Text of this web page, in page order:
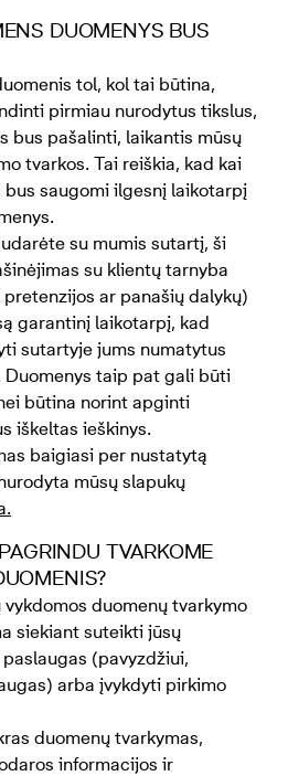
DUOMENYS BUS
tol, kol tai būtina,
pirmiau nurodytus tikslus,
bus pašalinti, laikantis mūsų
tvarkos. Tai reiškia, kad kai
bus saugomi ilgesnį laikotarpį
su mumis sutartį, ši
su klientų tarnyba
ar panašių dalykų)
garantinį laikotarpį, kad
sutartyje jums numatytus
taip pat gali būti
būtina norint apginti
iškeltas ieškinys.
baigiasi per nustatytą
mūsų slapukų
.
TVARKOME
vykdomos duomenų tvarkymo
siekiant suteikti jūsų
(pavyzdžiui,
arba įvykdyti pirkimo
duomenų tvarkymas,
informacijos ir